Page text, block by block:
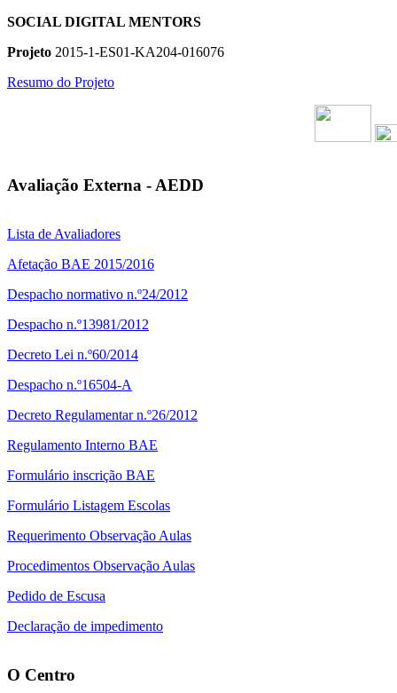
SOCIAL DIGITAL MENTORS
Projeto 2015-1-ES01-KA204-016076
Resumo do Projeto
Avaliação Externa - AEDD
Lista de Avaliadores
Afetação BAE 2015/2016
Despacho normativo n.º24/2012
Despacho n.º13981/2012
Decreto Lei n.º60/2014
Despacho n.º16504-A
Decreto Regulamentar n.º26/2012
Regulamento Interno BAE
Formulário inscrição BAE
Formulário Listagem Escolas
Requerimento Observação Aulas
Procedimentos Observação Aulas
Pedido de Escusa
Declaração de impedimento
O Centro